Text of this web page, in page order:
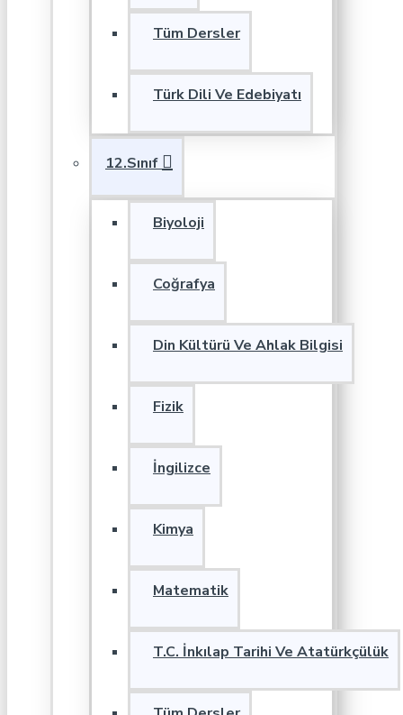
Tüm Dersler
Türk Dili Ve Edebiyatı
12.Sınıf
Biyoloji
Coğrafya
Din Kültürü Ve Ahlak Bilgisi
Fizik
İngilizce
Kimya
Matematik
T.C. İnkılap Tarihi Ve Atatürkçülük